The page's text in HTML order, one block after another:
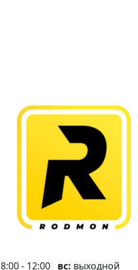
8:00 - 12:00 вс: выходной